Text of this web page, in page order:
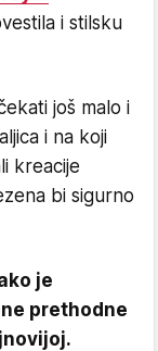
i stilsku
još malo i
i na koji
kreacije
bi sigurno
je
prethodne